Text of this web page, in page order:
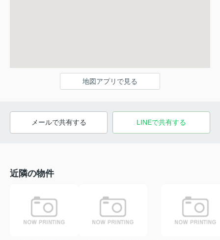
地図アプリで見る
メールで共有する LINEで共有する
近隣の物件